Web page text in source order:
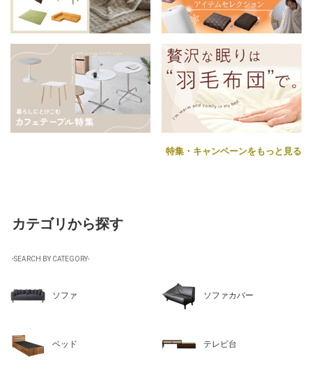
特集・キャンペーンをもっと見る
カテゴリから探す
-SEARCH BY CATEGORY-
ソファ ソファカバー
ベッド テレビ台